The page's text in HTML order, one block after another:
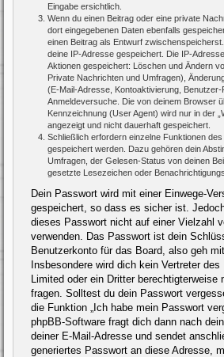
Eingabe ersichtlich.
Wenn du einen Beitrag oder eine private
dort eingegebenen Daten ebenfalls
einen Beitrag als Entwurf
deine IP-Adresse gespeichert. Die IP-
Aktionen gespeichert: Löschen und Ändern
Private Nachrichten und Umfragen),
(E-Mail-Adresse, Kontoaktivierung,
Anmeldeversuche. Die von deinem Browser
Kennzeichnung (User Agent) wird nur in der
angezeigt und nicht dauerhaft gespeichert.
Schließlich erfordern einzelne Funktionen
gespeichert werden. Dazu gehören dein
Umfragen, der Gelesen-Status von deinen
gesetzte Lesezeichen oder
Dein Passwort wird mit einer Einwege-
gespeichert, so dass es sicher ist.
dieses Passwort nicht auf einer Vielzahl
verwenden. Das Passwort ist dein
Benutzerkonto für das Board, also geh
Insbesondere wird dich kein Vertreter
Limited oder ein Dritter
fragen. Solltest du dein Passwort
die Funktion „Ich habe mein Passwort
phpBB-Software fragt dich dann nach
deiner E-Mail-Adresse und sendet
generiertes Passwort an diese Adresse,